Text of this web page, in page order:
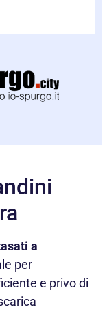
a
per
e privo di